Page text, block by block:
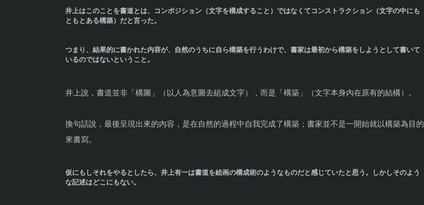
井上はこのことを書道とは、コンポジション（文字を構成すること）ではなくてコンストラクション（文字の中にも
ともとある構築）だと言った。
つまり、結果的に書かれた内容が、自然のうちに自ら構築を行うわけで、書家は最初から構築をしようとして書いて
いるのではないということ。
井上說，書道並非「構圖」（以人為意圖去組成文字），而是「構築」（文字本身內在原有的結構）。
換句話說，最後呈現出來的內容，是在自然的過程中自我完成了構築；書家並不是一開始就以構築為目的
來書寫。
仮にもしそれをやるとしたら、井上有一は書道を絵画の構成術のようなものだと感じていたと思う。しかしそのよう
な記述はどこにもない。